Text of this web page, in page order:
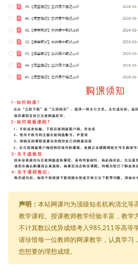
声明： 本站网课均为顶级知名机构清北等
教学课程。授课教师教学经验丰富，教学
不计其数以优异成绩考入985,211等高等
请珍惜每一位教师的网课教学，认真学习
您想要的理想成绩。